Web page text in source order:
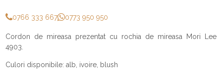
0766 333 667 0773 950 950
Cordon de mireasa prezentat cu rochia de mireasa Mori Lee
4903.
Culori disponibile: alb, ivoire, blush